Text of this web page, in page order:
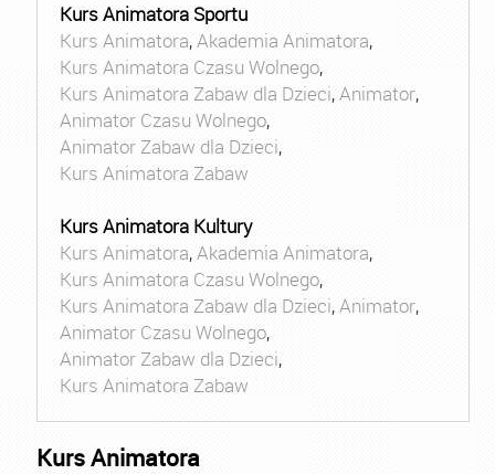
Kurs Animatora Sportu
Kurs Animatora,Akademia Animatora,
Kurs Animatora Czasu Wolnego,
Kurs Animatora Zabaw dla Dzieci,Animator,
Animator Czasu Wolnego,
Animator Zabaw dla Dzieci,
Kurs Animatora Zabaw
Kurs Animatora Kultury
Kurs Animatora,Akademia Animatora,
Kurs Animatora Czasu Wolnego,
Kurs Animatora Zabaw dla Dzieci,Animator,
Animator Czasu Wolnego,
Animator Zabaw dla Dzieci,
Kurs Animatora Zabaw
Kurs Animatora